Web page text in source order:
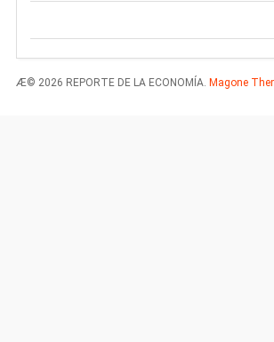
Æ© 2026 REPORTE DE LA ECONOMÍA. Magone